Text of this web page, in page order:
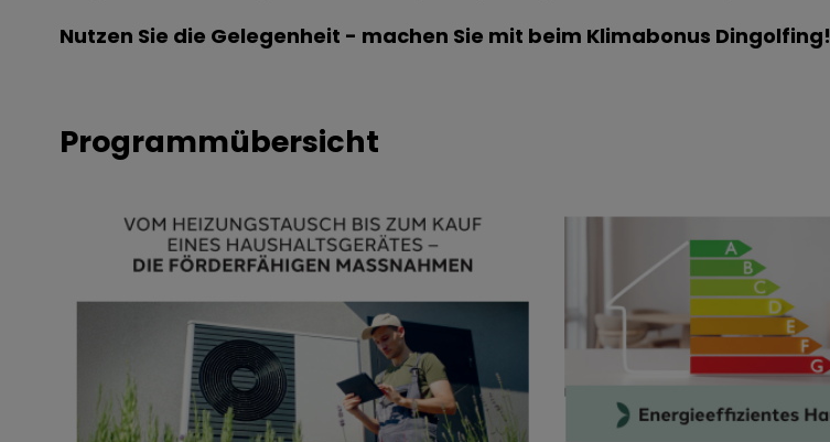
Nutzen Sie die Gelegenheit - machen Sie mit beim Klimabonus Dingolfing!
Programmübersicht